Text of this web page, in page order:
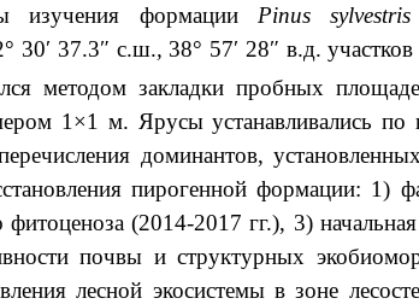
изучения формации Pinus sylvestris
30′ 37.3″ с.ш., 38° 57′ 28″ в.д.
методом закладки пробных
1×1 м. Ярусы устанавливались по
доминантов,
пирогенной формации: 1)
(2014-2017 гг.), 3) начальная
почвы и структурных
лесной экосистемы в зоне